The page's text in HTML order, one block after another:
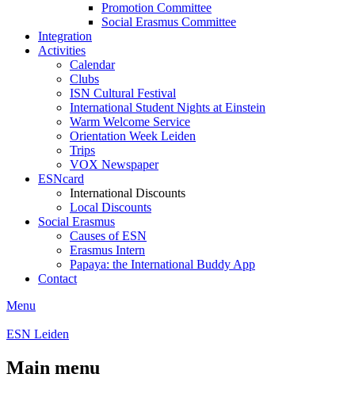
Promotion Committee
Social Erasmus Committee
Integration
Activities
Calendar
Clubs
ISN Cultural Festival
International Student Nights at Einstein
Warm Welcome Service
Orientation Week Leiden
Trips
VOX Newspaper
ESNcard
International Discounts
Local Discounts
Social Erasmus
Causes of ESN
Erasmus Intern
Papaya: the International Buddy App
Contact
Menu
ESN Leiden
Main menu